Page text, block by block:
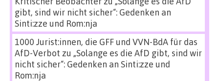
gibt, sind wir nicht sicher“: Gedenken an
Sinti:zze und Rom:nja
1000 Jurist:innen, die GFF und VVN-BdA für das
AfD-Verbot zu „Solange es die AfD gibt, sind wir
nicht sicher“: Gedenken an Sinti:zze und
Rom:nja